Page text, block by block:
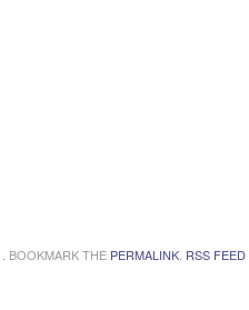
. BOOKMARK THE PERMALINK RSS FEED